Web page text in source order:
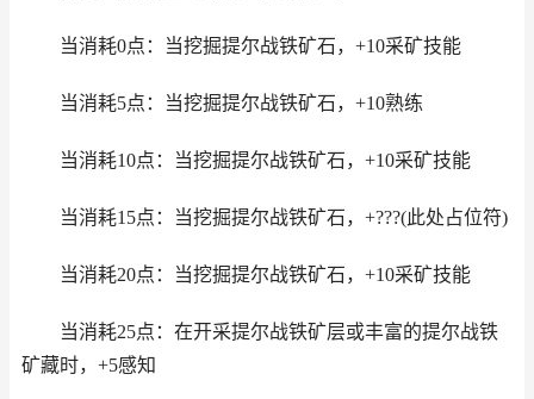
当消耗0点：当挖掘提尔战铁矿石，+10采矿技能
当消耗5点：当挖掘提尔战铁矿石，+10熟练
当消耗10点：当挖掘提尔战铁矿石，+10采矿技能
当消耗15点：当挖掘提尔战铁矿石，+???(此处占位符)
当消耗20点：当挖掘提尔战铁矿石，+10采矿技能
当消耗25点：在开采提尔战铁矿层或丰富的提尔战铁
矿藏时，+5感知